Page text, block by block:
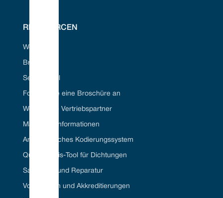
RESSOURCEN
Webportal
Branchen
Seal ID Tool
Fordern Sie eine Broschüre an
Werden Sie Vertriebspartner
Materielle Informationen
Amerikanisches Kodierungssystem
Querverweis-Tool für Dichtungen
Sanierung und Reparatur
Vorschriften und Akkreditierungen